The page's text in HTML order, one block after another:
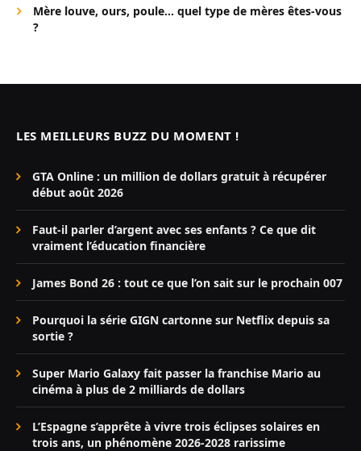
Mère louve, ours, poule… quel type de mères êtes-vous
?
LES MEILLEURS BUZZ DU MOMENT !
GTA Online : un million de dollars gratuit à récupérer
début août 2026
Faut-il parler d’argent avec ses enfants ? Ce que dit
vraiment l’éducation financière
James Bond 26 : tout ce que l’on sait sur le prochain 007
Pourquoi la série GIGN cartonne sur Netflix depuis sa
sortie ?
Super Mario Galaxy fait passer la franchise Mario au
cinéma à plus de 2 milliards de dollars
L’Espagne s’apprête à vivre trois éclipses solaires en
trois ans, un phénomène 2026-2028 rarissime